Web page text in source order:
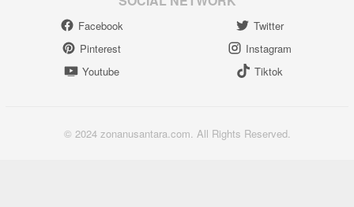
Facebook
Twitter
Pinterest
Instagram
Youtube
Tiktok
© 2024 zonanusantara.com. All Rights Reserved.